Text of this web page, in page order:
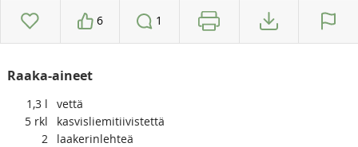
6 1
Raaka-aineet
1,3 l
vettä
5 rkl
kasvisliemitiivistettä
2
laakerinlehteä